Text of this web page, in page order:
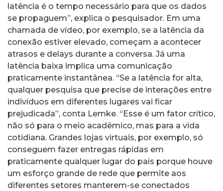
latência é o tempo necessário para que os dados
se propaguem”, explica o pesquisador. Em uma
chamada de vídeo, por exemplo, se a latência da
conexão estiver elevado, começam a acontecer
atrasos e delays durante a conversa. Já uma
latência baixa implica uma comunicação
praticamente instantânea. “Se a latência for alta,
qualquer pesquisa que precise de interações entre
indivíduos em diferentes lugares vai ficar
prejudicada”, conta Lemke. “Esse é um fator crítico,
não só para o meio acadêmico, mas para a vida
cotidiana. Grandes lojas virtuais, por exemplo, só
conseguem fazer entregas rápidas em
praticamente qualquer lugar do país porque houve
um esforço grande de rede que permite aos
diferentes setores manterem-se conectados